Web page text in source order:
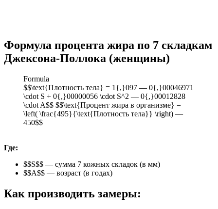
Формула процента жира по 7 складкам
Джексона-Поллока (женщины)
Formula
$$\text{Плотность тела} = 1{,}097 — 0{,}00046971
\cdot S + 0{,}00000056 \cdot S^2 — 0{,}00012828
\cdot A$$ $$\text{Процент жира в организме} =
\left( \frac{495}{\text{Плотность тела}} \right) —
450$$
Где:
$$S$$ — сумма 7 кожных складок (в мм)
$$A$$ — возраст (в годах)
Как производить замеры: